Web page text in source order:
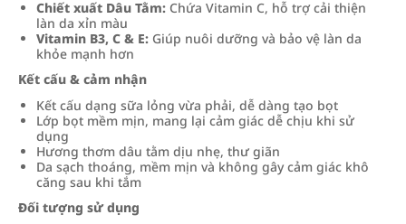
Chiết xuất Dâu Tằm: Chứa Vitamin C, hỗ trợ cải thiện
làn da xỉn màu
Vitamin B3, C & E: Giúp nuôi dưỡng và bảo vệ làn da
khỏe mạnh hơn
Kết cấu & cảm nhận
Kết cấu dạng sữa lỏng vừa phải, dễ dàng tạo bọt
Lớp bọt mềm mịn, mang lại cảm giác dễ chịu khi sử
dụng
Hương thơm dâu tằm dịu nhẹ, thư giãn
Da sạch thoáng, mềm mịn và không gây cảm giác khô
căng sau khi tắm
Đối tượng sử dụng